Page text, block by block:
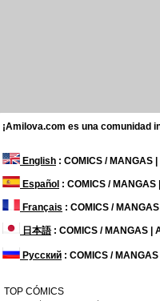
¡Amilova.com es una
English : COMICS / MANGAS
Español : COMICS / MANGAS
Français : COMICS /
日本語: COMICS / MANGAS |
Русский : COMICS /
TOP CÓMICS